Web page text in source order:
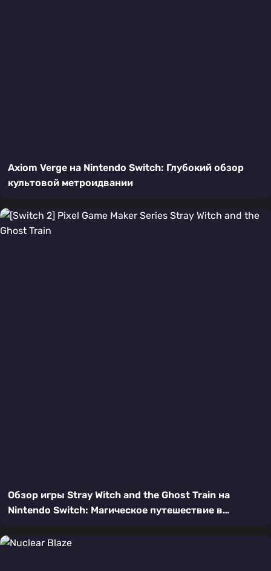
Axiom Verge на Nintendo Switch: Глубокий обзор
культовой метроидвании
Обзор игры Stray Witch and the Ghost Train на
Nintendo Switch: Магическое путешествие в